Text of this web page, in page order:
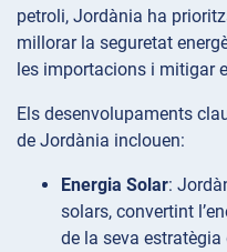
petroli, Jordània ha
millorar la seguretat
les importacions i mitigar
Els desenvolupaments
de Jordània inclouen:
Energia Solar:
solars, convertint
de la seva estratègia